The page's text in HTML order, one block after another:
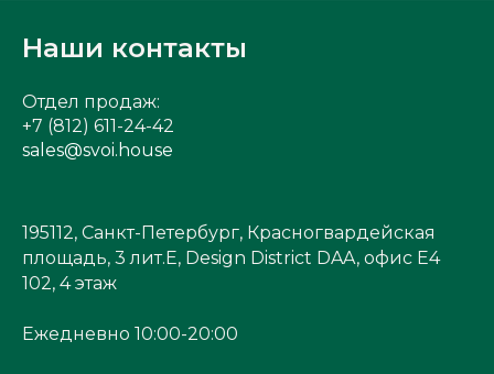
Наши контакты
Отдел продаж:
+7 (812) 611-24-42
sales@svoi.house
195112, Санкт-Петербург, Красногвардейская
площадь, 3 лит.Е, Design District DAA, офис Е4
102, 4 этаж
Ежедневно 10:00-20:00